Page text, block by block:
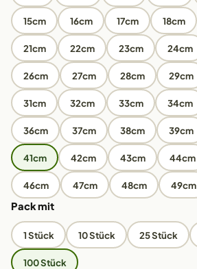
15cm 16cm 17cm 18cm
21cm 22cm 23cm 24cm
26cm 27cm 28cm 29cm
31cm 32cm 33cm 34cm
36cm 37cm 38cm 39cm
41cm 42cm 43cm 44cm
46cm 47cm 48cm 49cm
Pack mit
1 Stück 10 Stück 25 Stück
100 Stück